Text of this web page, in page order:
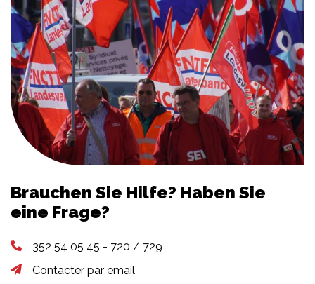
Brauchen Sie Hilfe? Haben Sie
eine Frage?
352 54 05 45 - 720 / 729
Contacter par email